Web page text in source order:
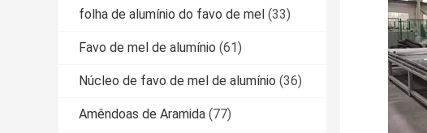
folha de alumínio do favo de mel (33)
Favo de mel de alumínio (61)
Núcleo de favo de mel de alumínio (36)
Amêndoas de Aramida (77)